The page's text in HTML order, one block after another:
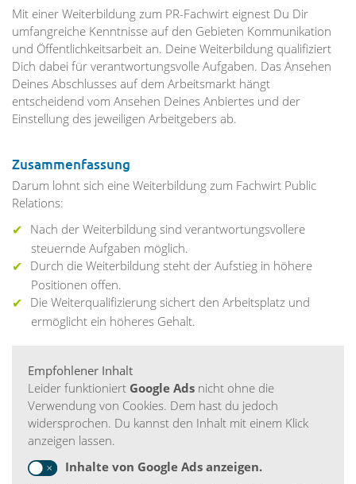
Mit einer Weiterbildung zum PR-Fachwirt eignest Du Dir
umfangreiche Kenntnisse auf den Gebieten Kommunikation
und Öffentlichkeitsarbeit an. Deine Weiterbildung qualifiziert
Dich dabei für verantwortungsvolle Aufgaben. Das Ansehen
Deines Abschlusses auf dem Arbeitsmarkt hängt
entscheidend vom Ansehen Deines Anbiertes und der
Einstellung des jeweiligen Arbeitgebers ab.
Zusammenfassung
Darum lohnt sich eine Weiterbildung zum Fachwirt Public
Relations:
Nach der Weiterbildung sind verantwortungsvollere
steuernde Aufgaben möglich.
Durch die Weiterbildung steht der Aufstieg in höhere
Positionen offen.
Die Weiterqualifizierung sichert den Arbeitsplatz und
ermöglicht ein höheres Gehalt.
Empfohlener Inhalt
Leider funktioniert Google Ads nicht ohne die
Verwendung von Cookies. Dem hast du jedoch
widersprochen. Du kannst den Inhalt mit einem Klick
anzeigen lassen.
Inhalte von Google Ads anzeigen.